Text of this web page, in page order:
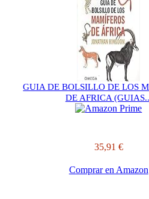
GUIA DE BOLSILLO DE LOS
DE AFRICA
35,91 €
Comprar en Amazon